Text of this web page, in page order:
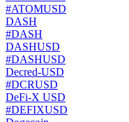
#ATOMUSD
DASH
#DASH
DASHUSD
#DASHUSD
Decred-USD
#DCRUSD
DeFi-X USD
#DEFIXUSD